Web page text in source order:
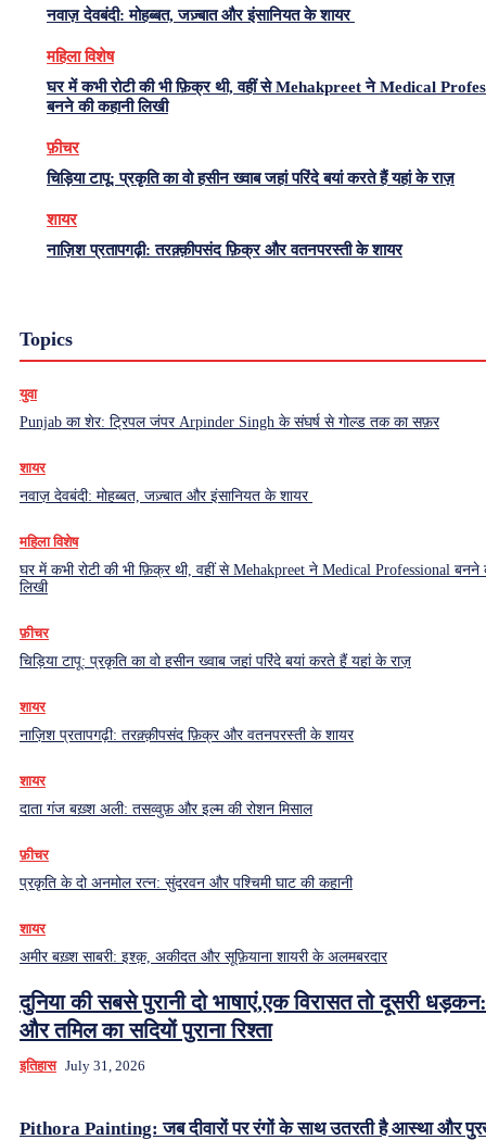
नवाज़ देवबंदी: मोहब्बत, जज़्बात और इंसानियत के शायर
महिला विशेष
घर में कभी रोटी की भी फ़िक्र थी, वहीं से Mehakpreet ने Medical
बनने की कहानी लिखी
फ़ीचर
चिड़िया टापू: प्रकृति का वो हसीन ख्वाब जहां परिंदे बयां करते हैं यहां के राज़
शायर
नाज़िश प्रतापगढ़ी: तरक़्क़ीपसंद फ़िक्र और वतनपरस्ती के शायर
Topics
युवा
Punjab का शेर: ट्रिपल जंपर Arpinder Singh के संघर्ष से गोल्ड तक का सफ़र
शायर
नवाज़ देवबंदी: मोहब्बत, जज़्बात और इंसानियत के शायर
महिला विशेष
घर में कभी रोटी की भी फ़िक्र थी, वहीं से Mehakpreet ने Medical Professional बनने
लिखी
फ़ीचर
चिड़िया टापू: प्रकृति का वो हसीन ख्वाब जहां परिंदे बयां करते हैं यहां के राज़
शायर
नाज़िश प्रतापगढ़ी: तरक़्क़ीपसंद फ़िक्र और वतनपरस्ती के शायर
शायर
दाता गंज बख़्श अली: तसव्वुफ़ और इल्म की रोशन मिसाल
फ़ीचर
प्रकृति के दो अनमोल रत्न: सुंदरवन और पश्चिमी घाट की कहानी
शायर
अमीर बख़्श साबरी: इश्क़, अकीदत और सूफ़ियाना शायरी के अलमबरदार
दुनिया की सबसे पुरानी दो भाषाएं,एक विरासत तो दूसरी
और तमिल का सदियों पुराना रिश्ता
इतिहास July 31, 2026
Pithora Painting: जब दीवारों पर रंगों के साथ उतरती है आस्था और